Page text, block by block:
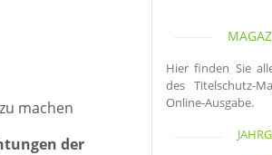
machen
der
Hier finden Sie
des Titelschutz-
Online-Ausgabe.